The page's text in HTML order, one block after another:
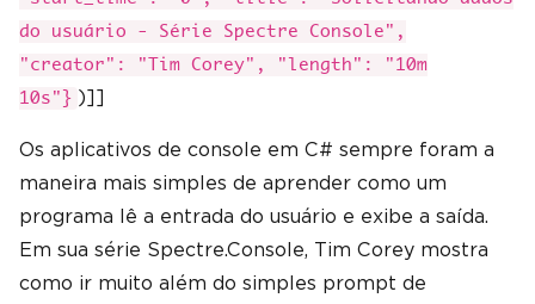
do usuário - Série Spectre Console",
"creator": "Tim Corey", "length": "10m
10s"} )]]
Os aplicativos de console em C# sempre foram a
maneira mais simples de aprender como um
programa lê a entrada do usuário e exibe a saída.
Em sua série Spectre.Console, Tim Corey mostra
como ir muito além do simples prompt de